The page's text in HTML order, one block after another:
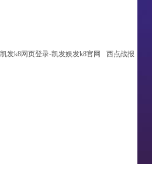
凯发k8网页登录-凯发娱发k8官网 西点战报